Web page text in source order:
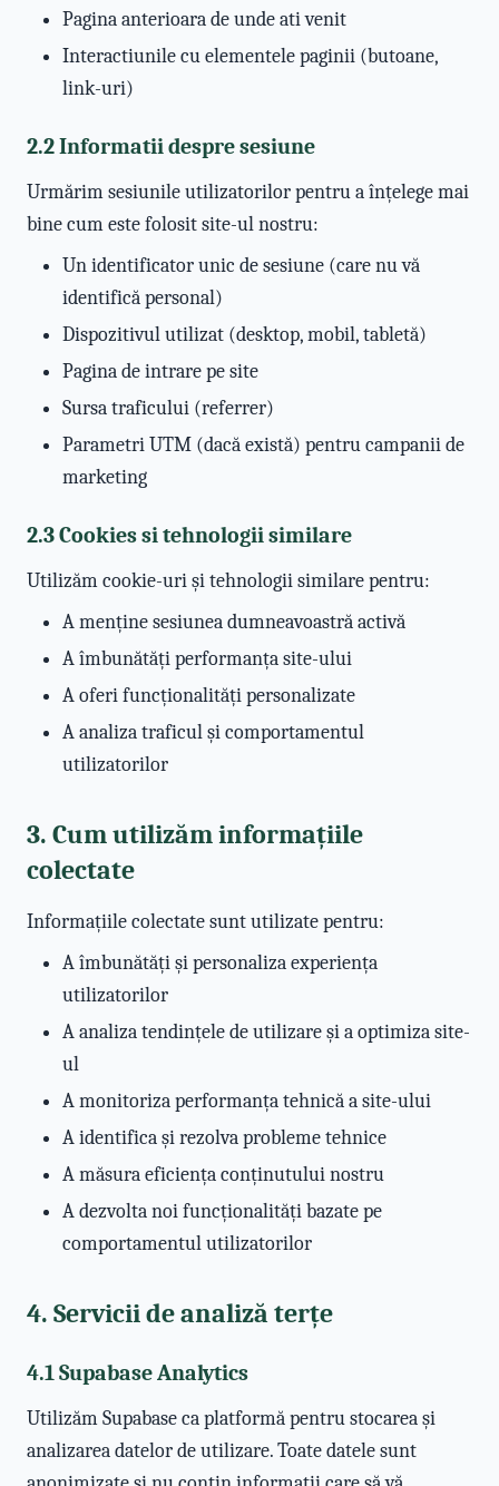
Pagina anterioara de unde ati venit
Interactiunile cu elementele paginii (butoane,
link-uri)
2.2 Informatii despre sesiune
Urmărim sesiunile utilizatorilor pentru a înțelege mai
bine cum este folosit site-ul nostru:
Un identificator unic de sesiune (care nu vă
identifică personal)
Dispozitivul utilizat (desktop, mobil, tabletă)
Pagina de intrare pe site
Sursa traficului (referrer)
Parametri UTM (dacă există) pentru campanii de
marketing
2.3 Cookies si tehnologii similare
Utilizăm cookie-uri și tehnologii similare pentru:
A menține sesiunea dumneavoastră activă
A îmbunătăți performanța site-ului
A oferi funcționalități personalizate
A analiza traficul și comportamentul
utilizatorilor
3. Cum utilizăm informațiile
colectate
Informațiile colectate sunt utilizate pentru:
A îmbunătăți și personaliza experiența
utilizatorilor
A analiza tendințele de utilizare și a optimiza site-
ul
A monitoriza performanța tehnică a site-ului
A identifica și rezolva probleme tehnice
A măsura eficiența conținutului nostru
A dezvolta noi funcționalități bazate pe
comportamentul utilizatorilor
4. Servicii de analiză terțe
4.1 Supabase Analytics
Utilizăm Supabase ca platformă pentru stocarea și
analizarea datelor de utilizare. Toate datele sunt